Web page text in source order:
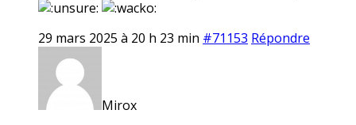
29 mars 2025 à 20 h 23 min #71153 Répondre
Mirox